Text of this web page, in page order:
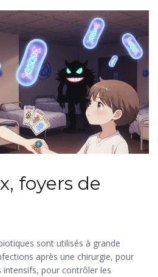
une révélation que peu de gens
complètement la façon dont on doit
foyers de
sont utilisés à grande
après une chirurgie, pour
pour contrôler les